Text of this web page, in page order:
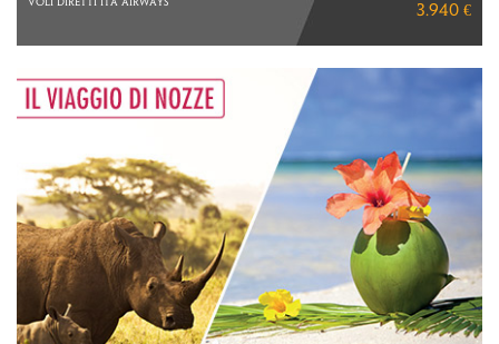
7.350 €